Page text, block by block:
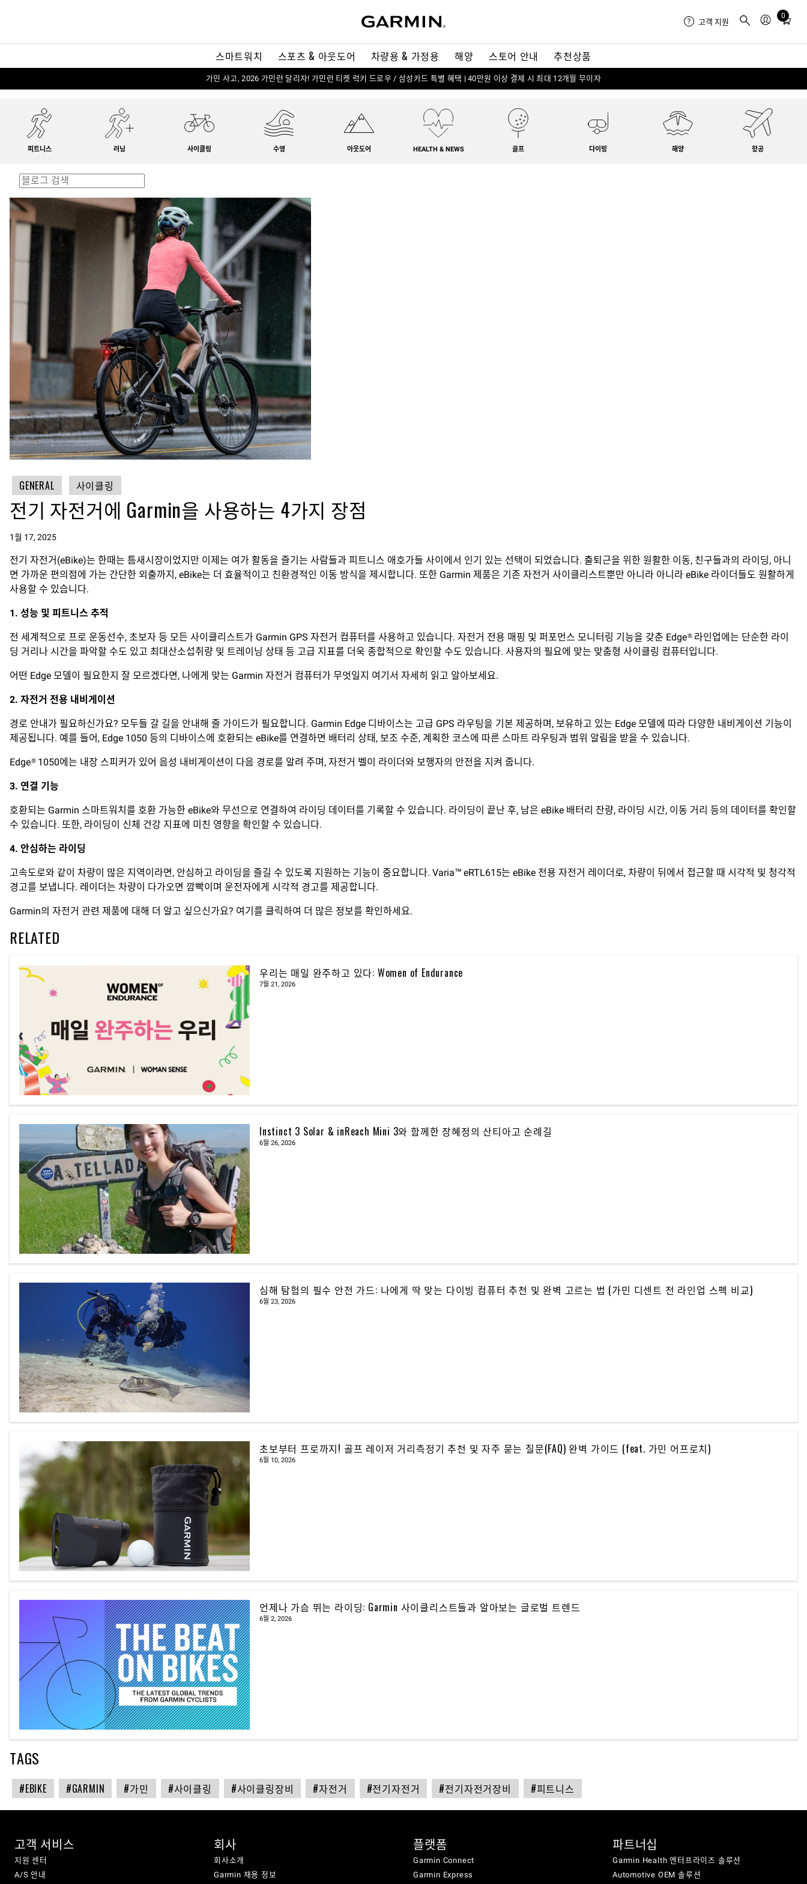
스마트워치 스포츠 & 아웃도어 차량용 & 가정용 해양 스토어 안내 추천상품
고객 지원
0
Total
in
가민 사고, 2026 가민런 달리자! 가민런 티켓 럭키 드로우 / 삼성카드 특별 혜택 | 40만원 이상 결제 시 최대 12개월 무이자
피트니스 러닝 사이클링 수영 아웃도어 HEALTH & NEWS 골프 다이빙 해양 항공
GENERAL 사이클링
전기 자전거에 Garmin을 사용하는 4가지 장점
1월 17, 2025
전기 자전거(eBike)는 한때는 틈새시장이었지만 이제는 여가 활동을 즐기는 사람들과 피트니스 애호가들 사이에서 인기 있는 선택이 되었습니다. 출퇴근을 위한 원활한 이동, 친구들과의 라이딩, 아니
면 가까운 편의점에 가는 간단한 외출까지, eBike는 더 효율적이고 친환경적인 이동 방식을 제시합니다. 또한 Garmin 제품은 기존 자전거 사이클리스트뿐만 아니라 아니라 eBike 라이더들도 원활하게
사용할 수 있습니다.
1. 성능 및 피트니스 추적
전 세계적으로 프로 운동선수, 초보자 등 모든 사이클리스트가 Garmin GPS 자전거 컴퓨터를 사용하고 있습니다. 자전거 전용 매핑 및 퍼포먼스 모니터링 기능을 갖춘 Edge® 라인업에는 단순한 라이
딩 거리나 시간을 파악할 수도 있고 최대산소섭취량 및 트레이닝 상태 등 고급 지표를 더욱 종합적으로 확인할 수도 있습니다. 사용자의 필요에 맞는 맞춤형 사이클링 컴퓨터입니다.
어떤 Edge 모델이 필요한지 잘 모르겠다면, 나에게 맞는 Garmin 자전거 컴퓨터가 무엇일지 여기서 자세히 읽고 알아보세요.
2. 자전거 전용 내비게이션
경로 안내가 필요하신가요? 모두들 갈 길을 안내해 줄 가이드가 필요합니다. Garmin Edge 디바이스는 고급 GPS 라우팅을 기본 제공하며, 보유하고 있는 Edge 모델에 따라 다양한 내비게이션 기능이
제공됩니다. 예를 들어, Edge 1050 등의 디바이스에 호환되는 eBike를 연결하면 배터리 상태, 보조 수준, 계획한 코스에 따른 스마트 라우팅과 범위 알림을 받을 수 있습니다.
Edge® 1050에는 내장 스피커가 있어 음성 내비게이션이 다음 경로를 알려 주며, 자전거 벨이 라이더와 보행자의 안전을 지켜 줍니다.
3. 연결 기능
호환되는 Garmin 스마트워치를 호환 가능한 eBike와 무선으로 연결하여 라이딩 데이터를 기록할 수 있습니다. 라이딩이 끝난 후, 남은 eBike 배터리 잔량, 라이딩 시간, 이동 거리 등의 데이터를 확인할
수 있습니다. 또한, 라이딩이 신체 건강 지표에 미친 영향을 확인할 수 있습니다.
4. 안심하는 라이딩
고속도로와 같이 차량이 많은 지역이라면, 안심하고 라이딩을 즐길 수 있도록 지원하는 기능이 중요합니다. Varia™ eRTL615는 eBike 전용 자전거 레이더로, 차량이 뒤에서 접근할 때 시각적 및 청각적
경고를 보냅니다. 레이더는 차량이 다가오면 깜빡이며 운전자에게 시각적 경고를 제공합니다.
Garmin의 자전거 관련 제품에 대해 더 알고 싶으신가요? 여기를 클릭하여 더 많은 정보를 확인하세요.
RELATED
우리는 매일 완주하고 있다: Women of Endurance
7월 21, 2026
Instinct 3 Solar & inReach Mini 3와 함께한 장혜정의 산티아고 순례길
6월 26, 2026
심해 탐험의 필수 안전 가드: 나에게 딱 맞는 다이빙 컴퓨터 추천 및 완벽 고르는 법 (가민 디센트 전 라인업 스펙 비교)
6월 23, 2026
초보부터 프로까지! 골프 레이저 거리측정기 추천 및 자주 묻는 질문(FAQ) 완벽 가이드 (feat. 가민 어프로치)
6월 10, 2026
언제나 가슴 뛰는 라이딩: Garmin 사이클리스트들과 알아보는 글로벌 트렌드
6월 2, 2026
TAGS
#EBIKE #GARMIN #가민 #사이클링 #사이클링장비 #자전거 #전기자전거 #전기자전거장비 #피트니스
고객 서비스
지원 센터
A/S 안내
회사
회사소개
Garmin 채용 정보
플랫폼
Garmin Connect
Garmin Express
파트너십
Garmin Health 엔터프라이즈 솔루션
Automotive OEM 솔루션